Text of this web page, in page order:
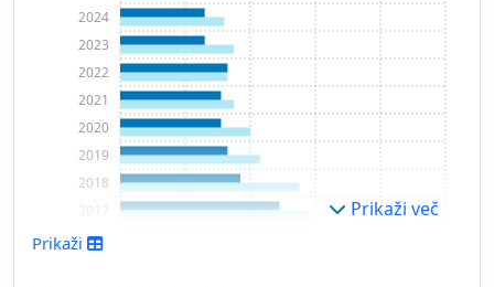
2016
2017
2018
2019
2020
2021
2022
2023
2024
Prikaži več
Prikaži